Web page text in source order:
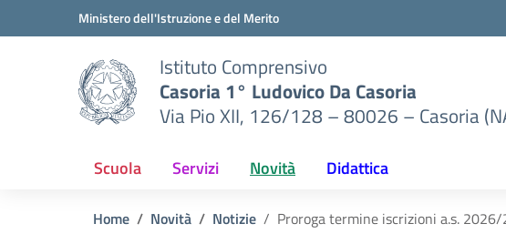
Vai ai contenuti
Vai al menu di navigazioneMinistero dell'Istruzione e del Merito
Istituto Comprensivo
Casoria 1° Ludovico Da Casoria
Via Pio XII, 126/128 – 80026 – Casoria
Scuola Servizi Novità Didattica
Home Novità Notizie Proroga termine iscrizioni a.s.